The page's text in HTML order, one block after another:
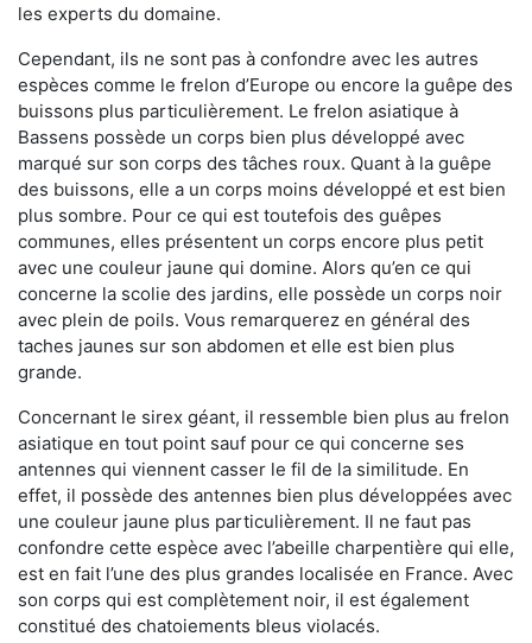
les experts du domaine.
Cependant, ils ne sont pas à confondre avec les autres
espèces comme le frelon d’Europe ou encore la guêpe des
buissons plus particulièrement. Le frelon asiatique à
Bassens possède un corps bien plus développé avec
marqué sur son corps des tâches roux. Quant à la guêpe
des buissons, elle a un corps moins développé et est bien
plus sombre. Pour ce qui est toutefois des guêpes
communes, elles présentent un corps encore plus petit
avec une couleur jaune qui domine. Alors qu’en ce qui
concerne la scolie des jardins, elle possède un corps noir
avec plein de poils. Vous remarquerez en général des
taches jaunes sur son abdomen et elle est bien plus
grande.
Concernant le sirex géant, il ressemble bien plus au frelon
asiatique en tout point sauf pour ce qui concerne ses
antennes qui viennent casser le fil de la similitude. En
effet, il possède des antennes bien plus développées avec
une couleur jaune plus particulièrement. Il ne faut pas
confondre cette espèce avec l’abeille charpentière qui elle,
est en fait l’une des plus grandes localisée en France. Avec
son corps qui est complètement noir, il est également
constitué des chatoiements bleus violacés.